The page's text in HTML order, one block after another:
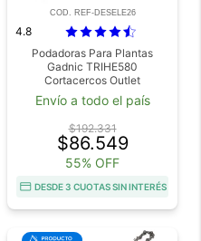
COD. REF-DESELE26
4.8
Podadoras Para Plantas
Gadnic TRIHE580
Cortacercos Outlet
Envío a todo el país
$192.331
$86.549
55% OFF
DESDE 3 CUOTAS SIN INTERÉS